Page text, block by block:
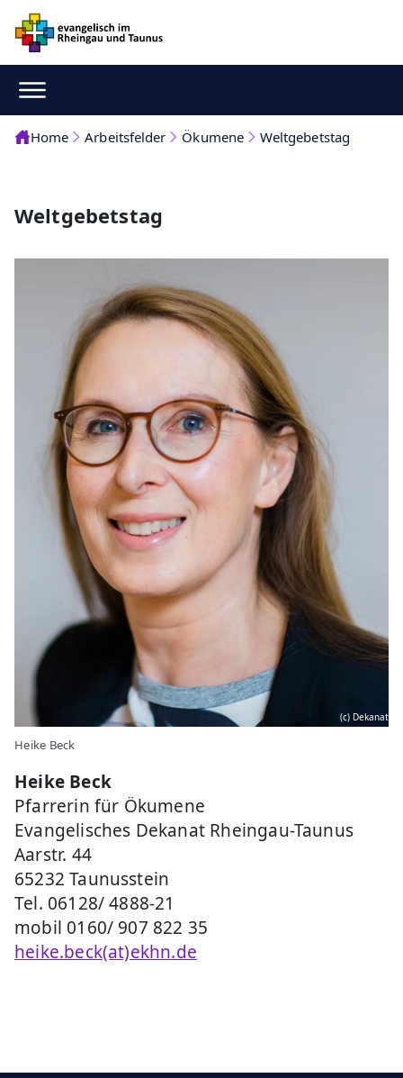
Home Arbeitsfelder Ökumene Weltgebetstag
Weltgebetstag
(c) Dekanat
Heike Beck
Heike Beck
Pfarrerin für Ökumene
Evangelisches Dekanat Rheingau-Taunus
Aarstr. 44
65232 Taunusstein
Tel. 06128/ 4888-21
mobil 0160/ 907 822 35
heike.beck(at)ekhn.de